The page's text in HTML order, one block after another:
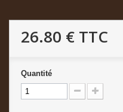
26.80 € TTC
Quantité